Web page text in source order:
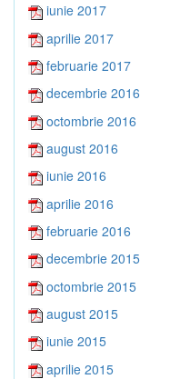
iunie 2017
aprilie 2017
februarie 2017
decembrie 2016
octombrie 2016
august 2016
iunie 2016
aprilie 2016
februarie 2016
decembrie 2015
octombrie 2015
august 2015
iunie 2015
aprilie 2015